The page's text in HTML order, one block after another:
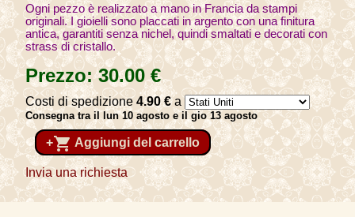
Ogni pezzo è realizzato a mano in Francia da stampi
originali. I gioielli sono placcati in argento con una finitura
antica, garantiti senza nichel, quindi smaltati e decorati con
strass di cristallo.
Prezzo:30.00€
Costi di spedizione4.90€a
Consegna tra il lun 10 agosto e il gio 13 agosto
+shopping_cart Aggiungi del carrello
Invia una richiesta